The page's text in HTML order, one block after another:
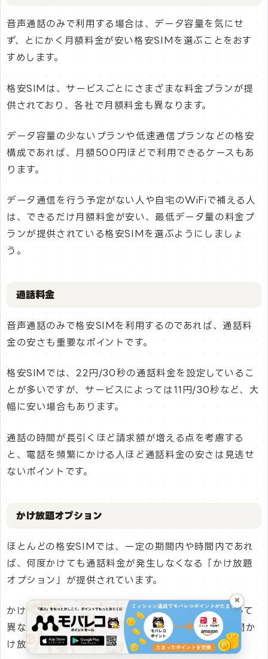
音声通話のみで利用する場合は、データ容量を気にせ
ず、とにかく月額料金が安い格安SIMを選ぶことをおす
すめします。
格安SIMは、サービスごとにさまざまな料金プランが提
供されており、各社で月額料金も異なります。
データ容量の少ないプランや低速通信プランなどの格安
構成であれば、月額500円ほどで利用できるケースもあ
ります。
データ通信を行う予定がない人や自宅のWiFiで補える人
は、できるだけ月額料金が安い、最低データ量の料金プ
ランが提供されている格安SIMを選ぶようにしましょ
う。
通話料金
音声通話のみで格安SIMを利用するのであれば、通話料
金の安さも重要なポイントです。
格安SIMでは、22円/30秒の通話料金を設定しているこ
とが多いですが、サービスによっては11円/30秒など、大
幅に安い場合もあります。
通話の時間が長引くほど請求額が増える点を考慮する
と、電話を頻繁にかける人ほど通話料金の安さは見逃せ
ないポイントです。
かけ放題オプション
ほとんどの格安SIMでは、一定の期間内や時間内であれ
ば、何度かけても通話料金が発生しなくなる「かけ放題
オプション」が提供されています。
かけ放題オプションによる無料時間は格安SIMによって
異なり、1回5分かけ放題や1回10分かけ放題、24時間か
け放題などさまざまです。
×